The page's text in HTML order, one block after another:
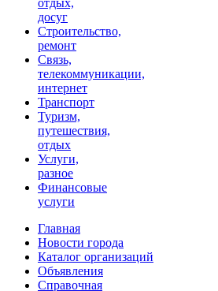
отдых,
досуг
Строительство,
ремонт
Связь,
телекоммуникации,
интернет
Транспорт
Туризм,
путешествия,
отдых
Услуги,
разное
Финансовые
услуги
Главная
Новости города
Каталог организаций
Объявления
Справочная